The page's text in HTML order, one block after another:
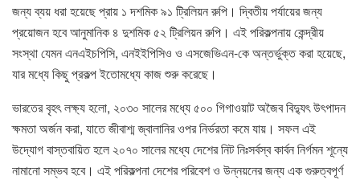
জন্য ব্যয় ধরা হয়েছে প্রায় ১ দশমিক ৯১ ট্রিলিয়ন রুপি। দ্বিতীয় পর্যায়ের জন্য
প্রয়োজন হবে আনুমানিক ৪ দুশমিক ৫২ ট্রিলিয়ন রুপি। এই পরিকল্পনায় কেন্দ্রীয়
সংস্থা যেমন এনএইচপিসি, এনইইপিসিও ও এসজেভিএন-কে অন্তর্ভুক্ত করা হয়েছে,
যার মধ্যে কিছু প্রকল্প ইতোমধ্যে কাজ শুরু করেছে।
ভারতের বৃহৎ লক্ষ্য হলো, ২০৩০ সালের মধ্যে ৫০০ গিগাওয়াট অজৈব বিদ্যুৎ উৎপাদন
ক্ষমতা অর্জন করা, যাতে জীবাশ্ম জ্বালানির ওপর নির্ভরতা কমে যায়। সফল এই
উদ্যোগ বাস্তবায়িত হলে ২০৭০ সালের মধ্যে দেশের নিট নিঃসর্বস্ব কার্বন নির্গমন শূন্যে
নামানো সম্ভব হবে। এই পরিকল্পনা দেশের পরিবেশ ও উন্নয়নের জন্য এক গুরুত্বপূর্ণ